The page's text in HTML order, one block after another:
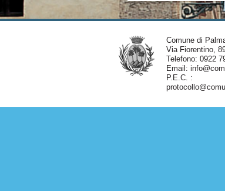
Comune di
Via Fiorentino,
Telefono: 0922
Email:
P.E.C. :